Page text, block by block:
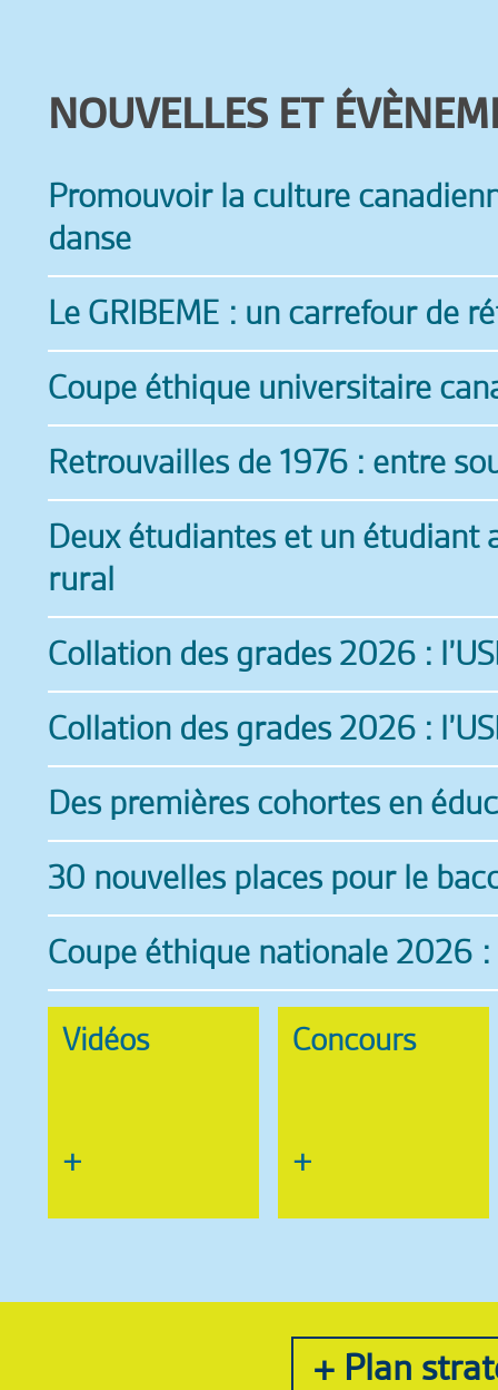
NOUVELLES ET
Promouvoir la culture
danse
Le GRIBEME : un carrefour de
Coupe éthique universitaire
Retrouvailles de 1976 : entre
Deux étudiantes et un étudiant
rural
Collation des grades 2026 :
Collation des grades 2026 :
Des premières cohortes en
30 nouvelles places pour le
Coupe éthique nationale 2026
Vidéos
+
Concours
+
+ Plan